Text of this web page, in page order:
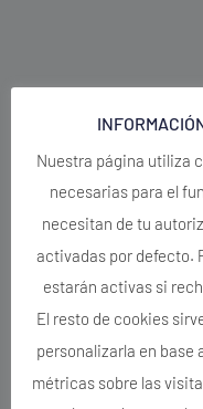
Nuestra página utiliza
necesarias para el
necesitan de tu
activadas por defecto.
estarán activas si
El resto de cookies
personalizarla en base
métricas sobre las